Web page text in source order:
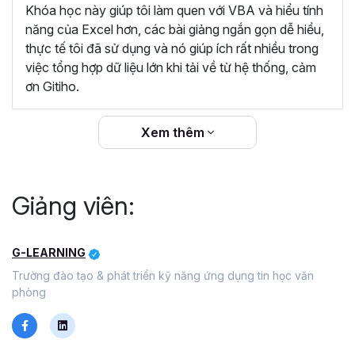
mới.
Câu hỏi thường gặp về khóa
học Tuyệt đỉnh VBA
VBA là gì?
VBA là viết tắt của "Visual Basic for Applications". Đây là
như Excel, Word, Access và Powerpoint. Bằng việc sử
dụng tính năng Macro trong VBA bạn có thể dễ dàng tự
dụng Office hay thực hiện các tính năng phức tạp mà các
tính năng mặc định của Office không có. Nhờ đó giúp bạn
tiết kiệm tối đa thời gian và gia tăng hiệu suất làm việc.
Tại sao nên học VBA trong giai
Khóa học này giúp tôi làm quen với VBA và hiểu tính
năng của Excel hơn, các bài giảng ngắn gọn dễ hiểu,
thực tế tôi đã sử dụng và nó giúp ích rất nhiều trong
việc tổng hợp dữ liệu lớn khi tải về từ hệ thống, cảm
ơn Gitiho.
Xem thêm
Giảng viên:
G-LEARNING
Trường đào tạo & phát triển kỹ năng ứng dụng tin học văn
phòng